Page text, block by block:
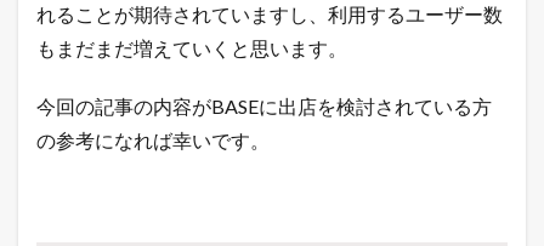
れることが期待されていますし、利用するユーザー数
もまだまだ増えていくと思います。
今回の記事の内容がBASEに出店を検討されている方
の参考になれば幸いです。